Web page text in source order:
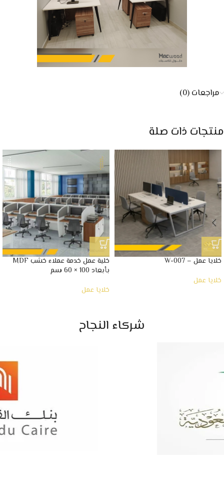
مراجعات (0)
منتجات ذات صلة
خلايا عمل – W-007
خلايا عمل
خلية عمل خدمة عملاء خشب MDF
بأبعاد 100 × 60 سم
خلايا عمل
شركاء النجاح